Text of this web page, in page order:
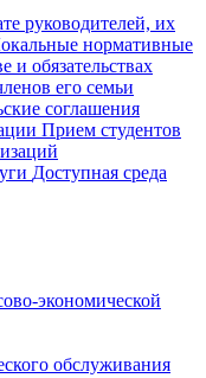
руководителей, их
нормативные
и обязательствах
его семьи
соглашения
Прием студентов
Доступная среда
экономической
обслуживания